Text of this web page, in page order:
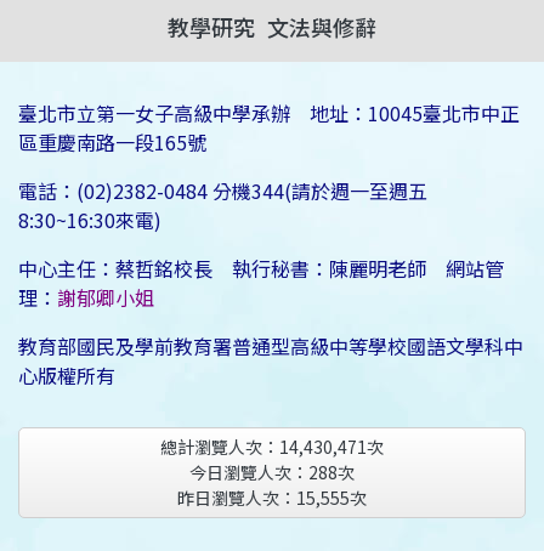
教學研究 文法與修辭
臺北市立第一女子高級中學承辦 地址：10045臺北市中正
區重慶南路一段165號
電話：(02)2382-0484 分機344(請於週一至週五
8:30~16:30來電)
中心主任：蔡哲銘校長 執行秘書：陳麗明老師 網站管
理： 謝郁卿小姐
教育部國民及學前教育署普通型高級中等學校國語文學科中
心版權所有
總計瀏覽人次： 14,430,471次
今日瀏覽人次： 288次
昨日瀏覽人次： 15,555次